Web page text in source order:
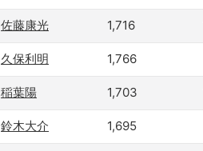
佐藤康光 1,716
久保利明 1,766
稲葉陽 1,703
鈴木大介 1,695